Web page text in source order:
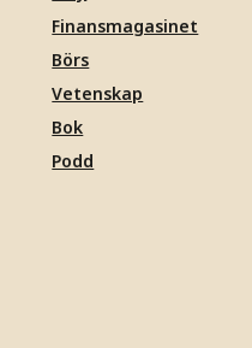
Finansmagasinet
Börs
Vetenskap
Bok
Podd